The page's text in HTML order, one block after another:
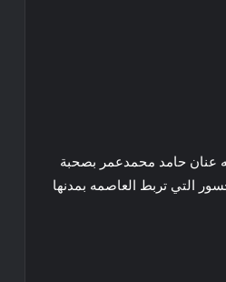
عنان حامد محمدعمر بصحبة
التي تربط العاصمه بمدنها